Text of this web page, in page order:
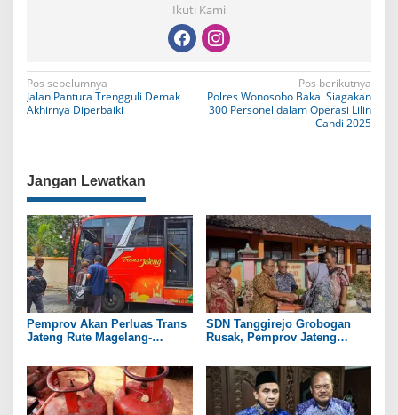
Ikuti Kami
N
a
g
a
s
i
p
o
s
Pos sebelumnya
Jalan Pantura Trengguli Demak
Akhirnya Diperbaiki
Pos berikutnya
Polres Wonosobo Bakal Siagakan
300 Personel dalam Operasi Lilin
Candi 2025
Jangan Lewatkan
Pemprov Akan Perluas Trans
Jateng Rute Magelang-
SDN Tanggirejo Grobogan
Rusak, Pemprov Jateng
Revitalisasi